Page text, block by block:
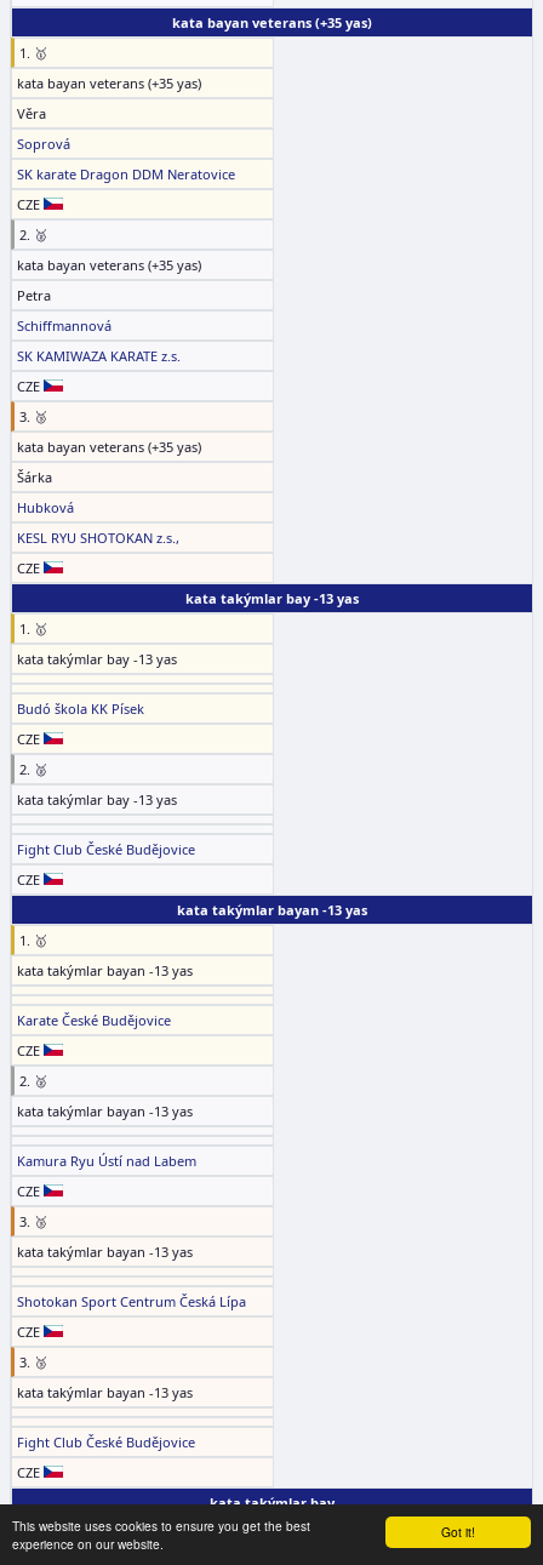
Got it!
This website uses cookies to ensure you get the best
experience on our website.
kata bayan veterans (+35 yas)
1. 🥇
kata bayan veterans (+35 yas)
Věra
Soprová
SK karate Dragon DDM Neratovice
CZE
2. 🥈
kata bayan veterans (+35 yas)
Petra
Schiffmannová
SK KAMIWAZA KARATE z.s.
CZE
3. 🥉
kata bayan veterans (+35 yas)
Šárka
Hubková
KESL RYU SHOTOKAN z.s.,
CZE
kata takýmlar bay -13 yas
1. 🥇
kata takýmlar bay -13 yas
Budó škola KK Písek
CZE
2. 🥈
kata takýmlar bay -13 yas
Fight Club České Budějovice
CZE
kata takýmlar bayan -13 yas
1. 🥇
kata takýmlar bayan -13 yas
Karate České Budějovice
CZE
2. 🥈
kata takýmlar bayan -13 yas
Kamura Ryu Ústí nad Labem
CZE
3. 🥉
kata takýmlar bayan -13 yas
Shotokan Sport Centrum Česká Lípa
CZE
3. 🥉
kata takýmlar bayan -13 yas
Fight Club České Budějovice
CZE
kata takýmlar bay
1. 🥇